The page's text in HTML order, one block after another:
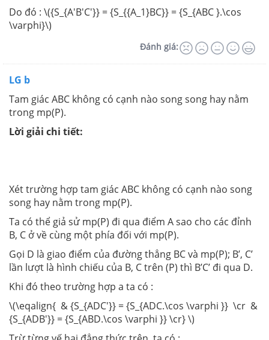
Do đó : \({S_{A'B'C'}} = {S_{{A_1}BC}} = {S_{ABC }.\cos
\varphi}\)
Đánh giá:
LG b
Tam giác ABC không có cạnh nào song song hay nằm
trong mp(P).
Lời giải chi tiết:
Xét trường hợp tam giác ABC không có cạnh nào song
song hay nằm trong mp(P).
Ta có thể giả sử mp(P) đi qua điểm A sao cho các đỉnh
B, C ở về cùng một phía đối với mp(P).
Gọi D là giao điểm của đường thẳng BC và mp(P); B’, C’
lần lượt là hình chiếu của B, C trên (P) thì B’C’ đi qua D.
Khi đó theo trường hợp a ta có :
\(\eqalign{ & {S_{ADC'}} = {S_{ADC.\cos \varphi }} \cr &
{S_{ADB'}} = {S_{ABD.\cos \varphi }} \cr} \)